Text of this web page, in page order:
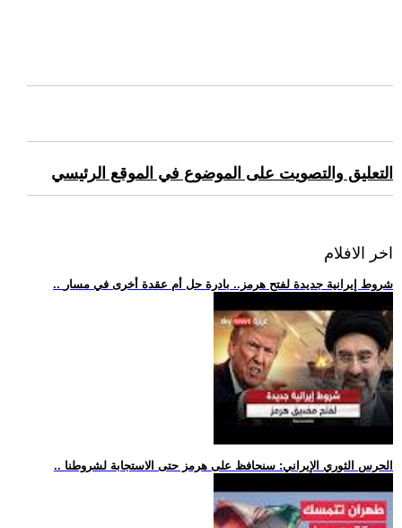
التعليق والتصويت على الموضوع في الموقع الرئيسي
اخر الافلام
.. شروط إيرانية جديدة لفتح هرمز.. بادرة حل أم عقدة أخرى في مسار
.. الحرس الثوري الإيراني: سنحافظ على هرمز حتى الاستجابة لشروطنا